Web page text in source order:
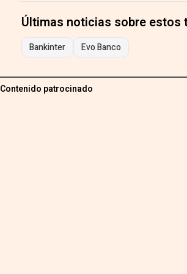
Últimas noticias sobre estos
Bankinter Evo Banco
Contenido patrocinado